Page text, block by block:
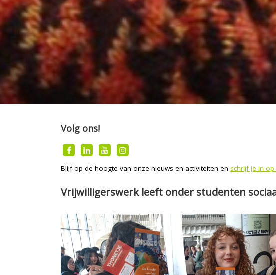
Volg ons!
Blijf op de hoogte van onze nieuws en activiteiten en schrijf je in
Vrijwilligerswerk leeft onder studenten